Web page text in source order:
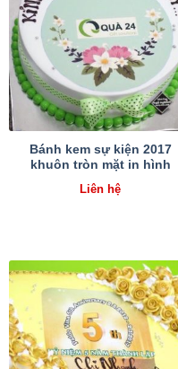
Bánh kem sự kiện 2017
khuôn tròn mặt in hình
Liên hệ